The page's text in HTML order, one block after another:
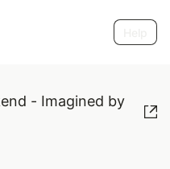
- Imagined by